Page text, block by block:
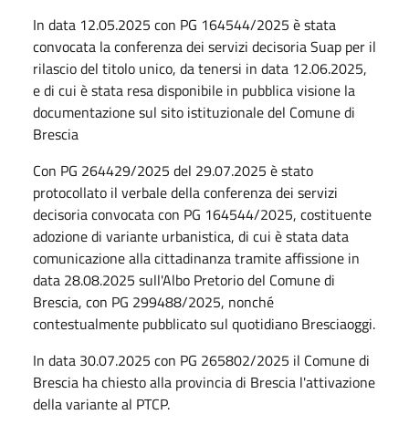
In data 12.05.2025 con PG 164544/2025 è stata
convocata la conferenza dei servizi decisoria Suap per il
rilascio del titolo unico, da tenersi in data 12.06.2025,
e di cui è stata resa disponibile in pubblica visione la
documentazione sul sito istituzionale del Comune di
Brescia
Con PG 264429/2025 del 29.07.2025 è stato
protocollato il verbale della conferenza dei servizi
decisoria convocata con PG 164544/2025, costituente
adozione di variante urbanistica, di cui è stata data
comunicazione alla cittadinanza tramite affissione in
data 28.08.2025 sull'Albo Pretorio del Comune di
Brescia, con PG 299488/2025, nonché
contestualmente pubblicato sul quotidiano Bresciaoggi.
In data 30.07.2025 con PG 265802/2025 il Comune di
Brescia ha chiesto alla provincia di Brescia l'attivazione
della variante al PTCP.